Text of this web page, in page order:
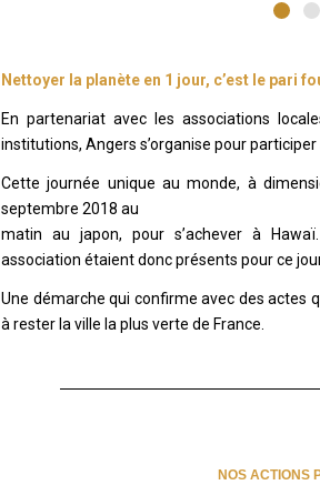
Nettoyer la planète en 1 jour, c’est le pari
En partenariat avec les associations
institutions, Angers s’organise pour
Cette journée unique au monde, à
septembre 2018 au
matin au japon, pour s’achever à
association étaient donc présents pour ce
Une démarche qui confirme avec des actes
à rester la ville la plus verte de France.
NOS ACTIONS